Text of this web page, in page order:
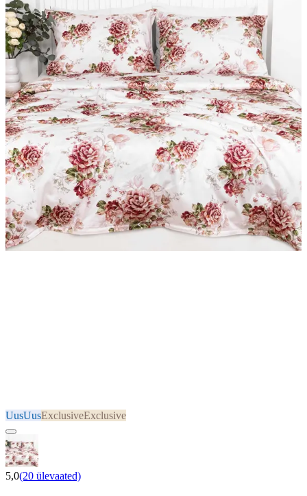
UusUusExclusiveExclusive
5,0(20 ülevaated)